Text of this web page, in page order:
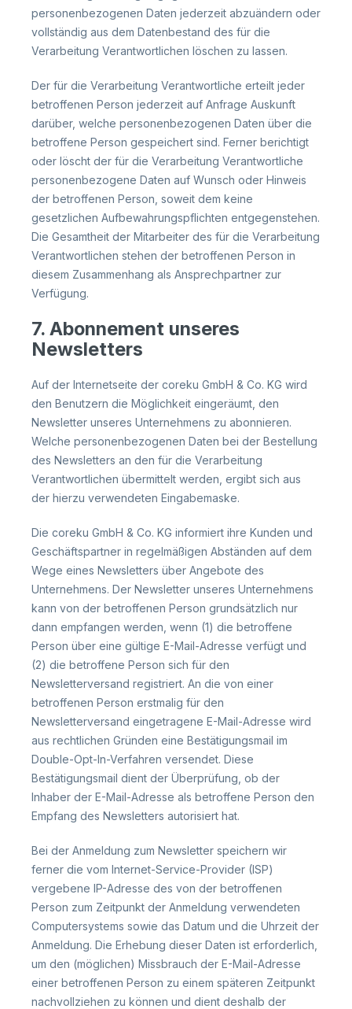
personenbezogenen Daten jederzeit abzuändern oder
vollständig aus dem Datenbestand des für die
Verarbeitung Verantwortlichen löschen zu lassen.
Der für die Verarbeitung Verantwortliche erteilt jeder
betroffenen Person jederzeit auf Anfrage Auskunft
darüber, welche personenbezogenen Daten über die
betroffene Person gespeichert sind. Ferner berichtigt
oder löscht der für die Verarbeitung Verantwortliche
personenbezogene Daten auf Wunsch oder Hinweis
der betroffenen Person, soweit dem keine
gesetzlichen Aufbewahrungspflichten entgegenstehen.
Die Gesamtheit der Mitarbeiter des für die Verarbeitung
Verantwortlichen stehen der betroffenen Person in
diesem Zusammenhang als Ansprechpartner zur
Verfügung.
7. Abonnement unseres
Newsletters
Auf der Internetseite der coreku GmbH & Co. KG wird
den Benutzern die Möglichkeit eingeräumt, den
Newsletter unseres Unternehmens zu abonnieren.
Welche personenbezogenen Daten bei der Bestellung
des Newsletters an den für die Verarbeitung
Verantwortlichen übermittelt werden, ergibt sich aus
der hierzu verwendeten Eingabemaske.
Die coreku GmbH & Co. KG informiert ihre Kunden und
Geschäftspartner in regelmäßigen Abständen auf dem
Wege eines Newsletters über Angebote des
Unternehmens. Der Newsletter unseres Unternehmens
kann von der betroffenen Person grundsätzlich nur
dann empfangen werden, wenn (1) die betroffene
Person über eine gültige E-Mail-Adresse verfügt und
(2) die betroffene Person sich für den
Newsletterversand registriert. An die von einer
betroffenen Person erstmalig für den
Newsletterversand eingetragene E-Mail-Adresse wird
aus rechtlichen Gründen eine Bestätigungsmail im
Double-Opt-In-Verfahren versendet. Diese
Bestätigungsmail dient der Überprüfung, ob der
Inhaber der E-Mail-Adresse als betroffene Person den
Empfang des Newsletters autorisiert hat.
Bei der Anmeldung zum Newsletter speichern wir
ferner die vom Internet-Service-Provider (ISP)
vergebene IP-Adresse des von der betroffenen
Person zum Zeitpunkt der Anmeldung verwendeten
Computersystems sowie das Datum und die Uhrzeit der
Anmeldung. Die Erhebung dieser Daten ist erforderlich,
um den (möglichen) Missbrauch der E-Mail-Adresse
einer betroffenen Person zu einem späteren Zeitpunkt
nachvollziehen zu können und dient deshalb der